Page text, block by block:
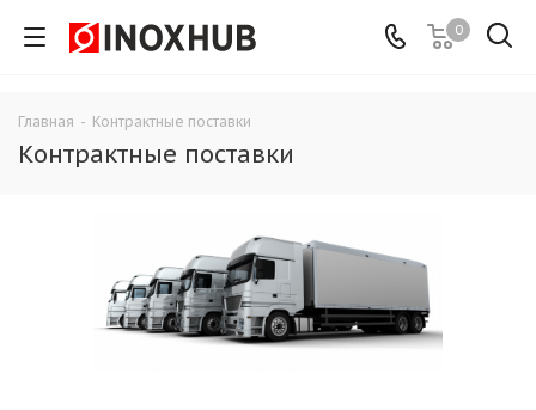
0
Главная - Контрактные поставки
Контрактные поставки